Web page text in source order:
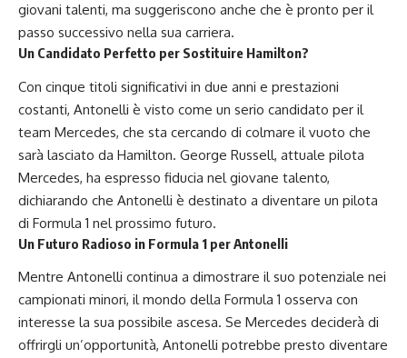
giovani talenti, ma suggeriscono anche che è pronto per il
passo successivo nella sua carriera.
Un Candidato Perfetto per Sostituire Hamilton?
Con cinque titoli significativi in due anni e prestazioni
costanti, Antonelli è visto come un serio candidato per il
team Mercedes, che sta cercando di colmare il vuoto che
sarà lasciato da Hamilton. George Russell, attuale pilota
Mercedes, ha espresso fiducia nel giovane talento,
dichiarando che Antonelli è destinato a diventare un pilota
di Formula 1 nel prossimo futuro.
Un Futuro Radioso in Formula 1 per Antonelli
Mentre Antonelli continua a dimostrare il suo potenziale nei
campionati minori, il mondo della Formula 1 osserva con
interesse la sua possibile ascesa. Se Mercedes deciderà di
offrirgli un’opportunità, Antonelli potrebbe presto diventare